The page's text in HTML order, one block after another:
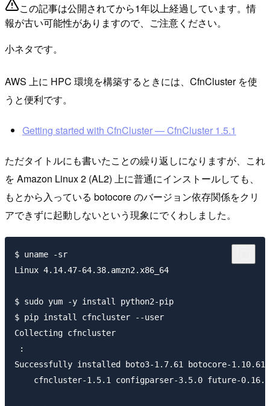
この記事は公開されてから1年以上経過しています。情
報が古い可能性がありますので、ご注意ください。
小ネタです。
AWS 上に HPC 環境を構築するときには、CfnCluster を使
うと便利です。
Getting started with CfnCluster — CfnCluster 1.5.1
ただタイトルにも書いたことの繰り返しになりますが、これ
を Amazon Linux 2 (AL2) 上に普通にインストールしても、
もとから入っている botocore のバージョン依存関係をクリ
アできずに起動しないという現象にでくわしました。
$ uname -sr
Linux 4.14.47-64.38.amzn2.x86_64
$ sudo yum -y install python2-pip
$ pip install cfncluster --user
Collecting cfncluster
:
Successfully installed boto3-1.7.61 botocore-1.10.61
    cfncluster-1.5.1 configparser-3.5.0 future-0.16.0